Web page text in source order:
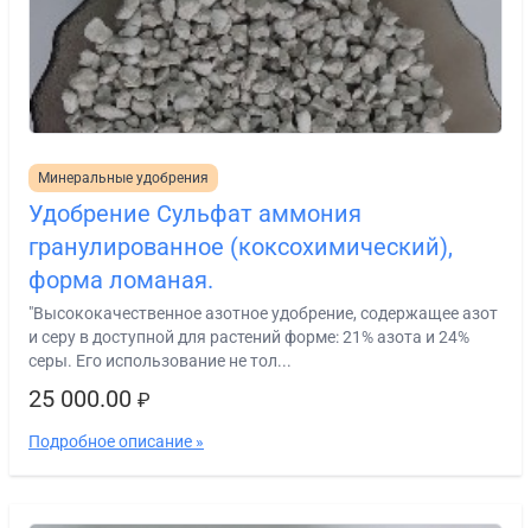
Минеральные удобрения
Удобрение Сульфат аммония
гранулированное (коксохимический),
форма ломаная.
"Высококачественное азотное удобрение, содержащее азот
и серу в доступной для растений форме: 21% азота и 24%
серы. Его использование не тол...
25 000.00 ₽
Подробное описание »